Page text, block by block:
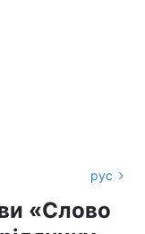
рус
«Слово